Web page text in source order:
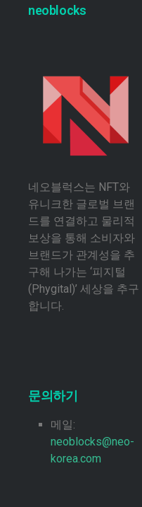
neoblocks
네오블럭스는 NFT와
유니크한 글로벌 브랜
드를 연결하고 물리적
보상을 통해 소비자와
브랜드가 관계성을 추
구해 나가는 ‘피지털
(Phygital)’ 세상을 추구
합니다.
문의하기
메일:
neoblocks@neo-
korea.com